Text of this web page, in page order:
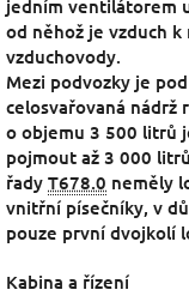
jedním ventilátorem
od něhož je vzduch
vzduchovody.
Mezi podvozky je
celosvařovaná nádrž
o objemu 3 500 litrů
pojmout až 3 000
řady T678.0 neměly
vnitřní písečníky, v
pouze první dvojkolí
Kabina a řízení